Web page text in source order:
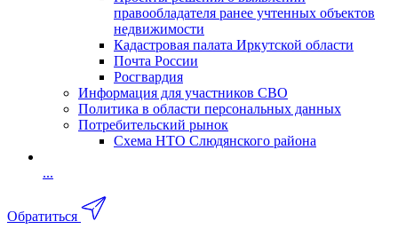
правообладателя ранее учтенных объектов
недвижимости
Кадастровая палата Иркутской области
Почта России
Росгвардия
Информация для участников СВО
Политика в области персональных данных
Потребительский рынок
Схема НТО Слюдянского района
...
Обратиться